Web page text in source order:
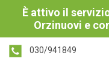
È attivo il
Orzinuovi e
030/941849